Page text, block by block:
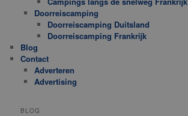
Doorreiscamping
Doorreiscamping Duitsland
Doorreiscamping Frankrijk
Blog
Contact
Adverteren
Advertising
BLOG